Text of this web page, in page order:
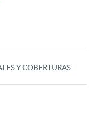
Y COBERTURAS